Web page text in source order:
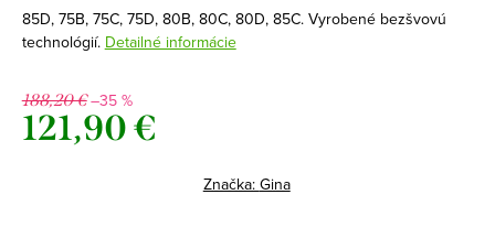
85D, 75B, 75C, 75D, 80B, 80C, 80D, 85C. Vyrobené bezšvovú
technológií. Detailné informácie
188,20 €–35 %
121,90 €
Značka: Gina